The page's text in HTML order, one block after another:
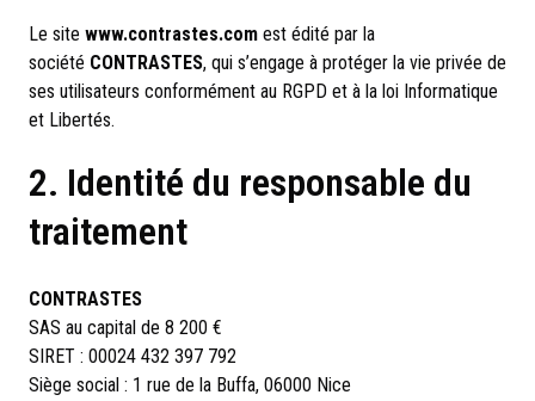
Le site www.contrastes.com est édité par la
société CONTRASTES, qui s’engage à protéger la vie privée de
ses utilisateurs conformément au RGPD et à la loi Informatique
et Libertés.
2. Identité du responsable du
traitement
CONTRASTES
SAS au capital de 8 200 €
SIRET : 00024 432 397 792
Siège social : 1 rue de la Buffa, 06000 Nice